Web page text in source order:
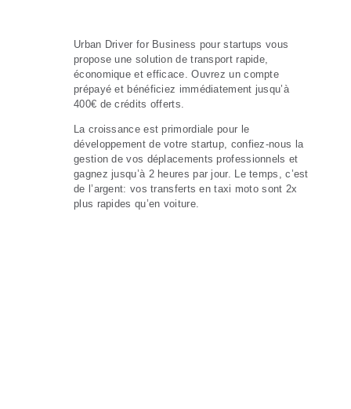
Urban Driver for Business pour startups vous
propose une solution de transport rapide,
économique et efficace. Ouvrez un compte
prépayé et bénéficiez immédiatement jusqu’à
400€ de crédits offerts.
La croissance est primordiale pour le
développement de votre startup, confiez-nous la
gestion de vos déplacements professionnels et
gagnez jusqu’à 2 heures par jour. Le temps, c’est
de l’argent: vos transferts en taxi moto sont 2x
plus rapides qu’en voiture.